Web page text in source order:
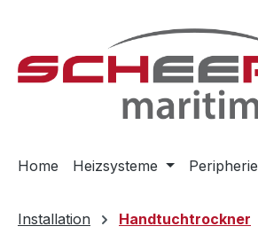
Home Heizsysteme Peripherie
Installation Handtuchtrockner